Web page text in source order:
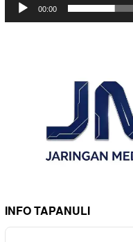
00:00
INFO TAPANULI